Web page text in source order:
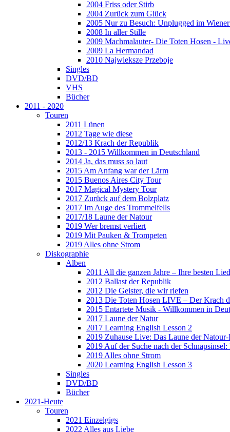
2004 Friss oder Stirb
2004 Zurück zum Glück
2005 Nur zu Besuch: Unplugged im
2008 In aller Stille
2009 Machmalauter- Die Toten Hosen -
2009 La Hermandad
2010 Najwieksze Przeboje
Singles
DVD/BD
VHS
Bücher
2011 - 2020
Touren
2011 Lünen
2012 Tage wie diese
2012/13 Krach der Republik
2013 - 2015 Willkommen in Deutschland
2014 Ja, das muss so laut
2015 Am Anfang war der Lärm
2015 Buenos Aires City Tour
2017 Magical Mystery Tour
2017 Zurück auf dem Bolzplatz
2017 Im Auge des Trommelfells
2017/18 Laune der Natour
2019 Wer bremst verliert
2019 Mit Pauken & Trompeten
2019 Alles ohne Strom
Diskographie
Alben
2011 All die ganzen Jahre – Ihre besten
2012 Ballast der Republik
2012 Die Geister, die wir riefen
2013 Die Toten Hosen LIVE – Der Krach
2015 Entartete Musik - Willkommen in
2017 Laune der Natur
2017 Learning English Lesson 2
2019 Zuhause Live: Das Laune der
2019 Auf der Suche nach der
2019 Alles ohne Strom
2020 Learning English Lesson 3
Singles
DVD/BD
Bücher
2021-Heute
Touren
2021 Einzelgigs
2022 Alles aus Liebe